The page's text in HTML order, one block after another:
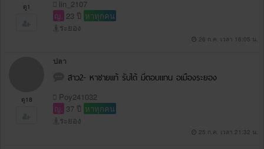
ดู1
lin_2107
ญ. 23 ปี หาทุกคน
ระยอง
26 ก.ค. เวลา 16:05 น.
ดู18
ปลา
สาว2- หาชายแท้ รับได้ มีตอบแทน อเมืองระยอง
Poy241032
ญ. 37 ปี หาทุกคน
ระยอง
25 ก.ค. เวลา 21:32 น.